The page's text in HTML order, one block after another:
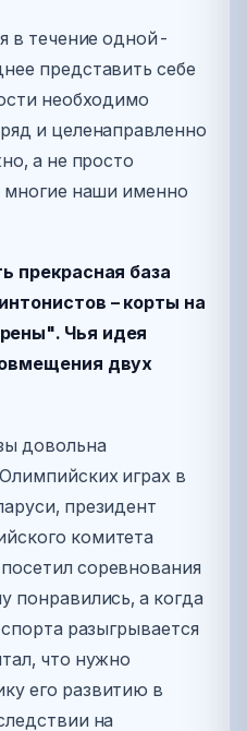
в течение одной-
представить себе
необходимо
и целенаправленно
а не просто
многие наши именно
прекрасная база
– корты на
Чья идея
двух
довольна
играх в
президент
комитета
соревнования
понравились, а когда
разыгрывается
что нужно
его развитию в
на